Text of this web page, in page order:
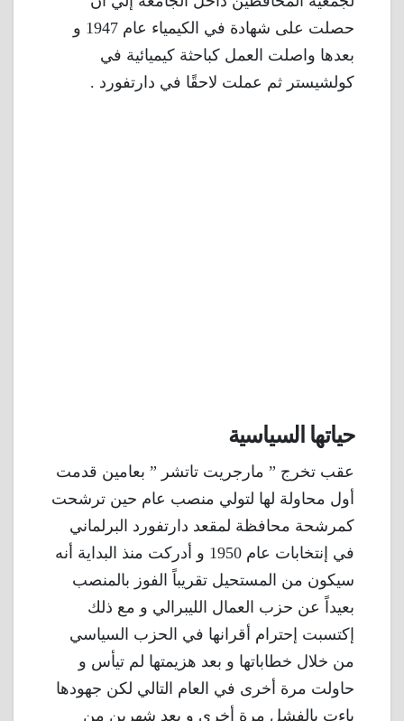
حصلت على شهادة في الكيمياء عام 1947 و
بعدها واصلت العمل كباحثة كيميائية في
كولشيستر ثم عملت لاحقًا في دارتفورد .
حياتها السياسية
عقب تخرج ” مارجريت تاتشر ” بعامين قدمت
أول محاولة لها لتولي منصب عام حين ترشحت
كمرشحة محافظة لمقعد دارتفورد البرلماني
في إنتخابات عام 1950 و أدركت منذ البداية أنه
سيكون من المستحيل تقريباً الفوز بالمنصب
بعيداً عن حزب العمال الليبرالي و مع ذلك
إكتسبت إحترام أقرانها في الحزب السياسي
من خلال خطاباتها و بعد هزيمتها لم تيأس و
حاولت مرة أخرى في العام التالي لكن جهودها
باءت بالفشل مرة أخرى و بعد شهرين من